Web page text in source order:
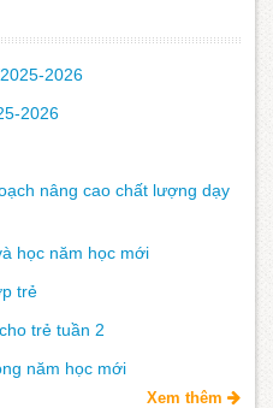
2026
2026
nâng cao chất lượng dạy
học năm học mới
trẻ
trẻ tuần 2
năm học mới
Xem thêm